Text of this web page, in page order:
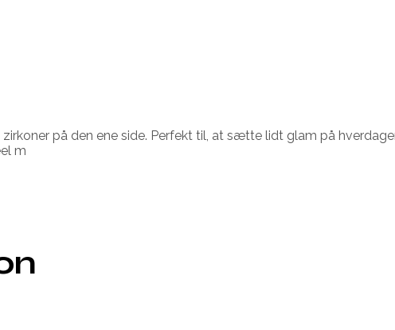
på den ene side. Perfekt til, at sætte lidt glam på
m